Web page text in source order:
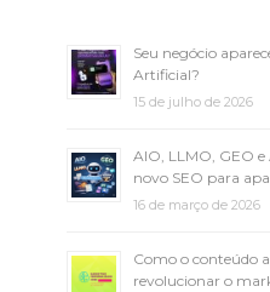
Seu negócio
Artificial?
15 de julho de 2026
AIO, LLMO, GEO
novo SEO para
16 de março de 2026
Como o conteúdo
revolucionar o